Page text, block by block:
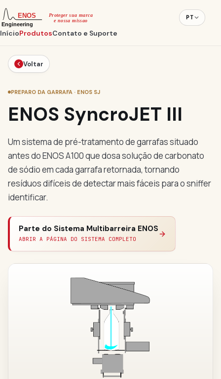
InícioProdutosContato e Suporte
PT
Voltar
PREPARO DA GARRAFA · ENOS SJ
ENOS SyncroJET III
Um sistema de pré-tratamento de garrafas situado
antes do ENOS A100 que dosa solução de carbonato
de sódio em cada garrafa retornada, tornando
resíduos difíceis de detectar mais fáceis para o sniffer
identificar.
Parte do Sistema Multibarreira ENOS
ABRIR A PÁGINA DO SISTEMA COMPLETO